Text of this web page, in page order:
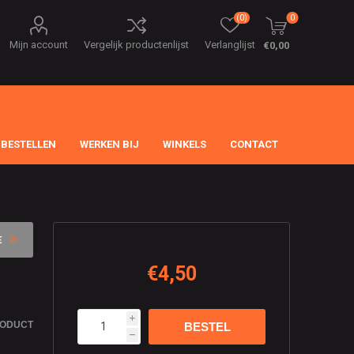
Mijn account Vergelijk productenlijst Verlanglijst
(0) 0
€0,00
WERKEN BIJ WINKELS CONTACT
€4,50
i
h